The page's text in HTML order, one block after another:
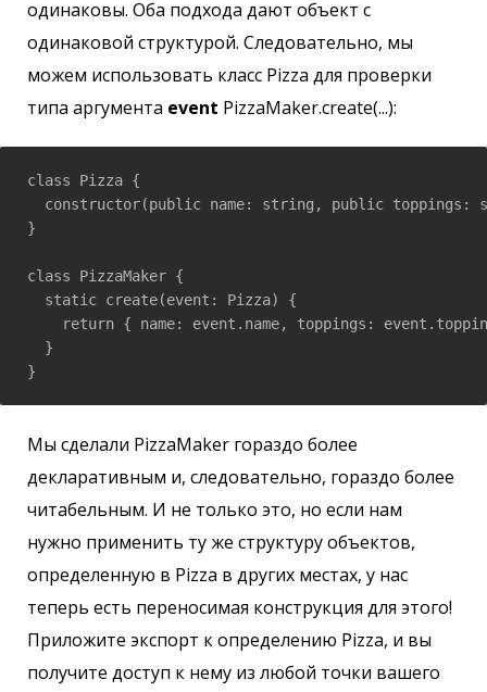
одинаковы. Оба подхода дают объект с
одинаковой структурой. Следовательно, мы
можем использовать класс Pizza для проверки
типа аргумента event PizzaMaker.create(...):
class Pizza {
constructor(public name: string, public toppings:
}
class PizzaMaker {
  static create(event: Pizza) {
return { name: event.name, toppings:
  }
}
Мы сделали PizzaMaker гораздо более
декларативным и, следовательно, гораздо более
читабельным. И не только это, но если нам
нужно применить ту же структуру объектов,
определенную в Pizza в других местах, у нас
теперь есть переносимая конструкция для этого!
Приложите экспорт к определению Pizza, и вы
получите доступ к нему из любой точки вашего